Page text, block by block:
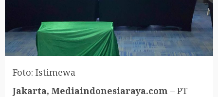
Foto: Istimewa
Jakarta, Mediaindonesiaraya.com – PT